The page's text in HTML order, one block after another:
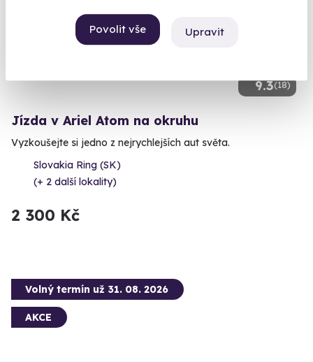
Povolit vše Upravit
9.3(18)
Jízda v Ariel Atom na okruhu
Vyzkoušejte si jedno z nejrychlejších aut světa.
Slovakia Ring (SK)
(+ 2 další lokality)
2 300 Kč
Volný termín už 31. 08. 2026
AKCE